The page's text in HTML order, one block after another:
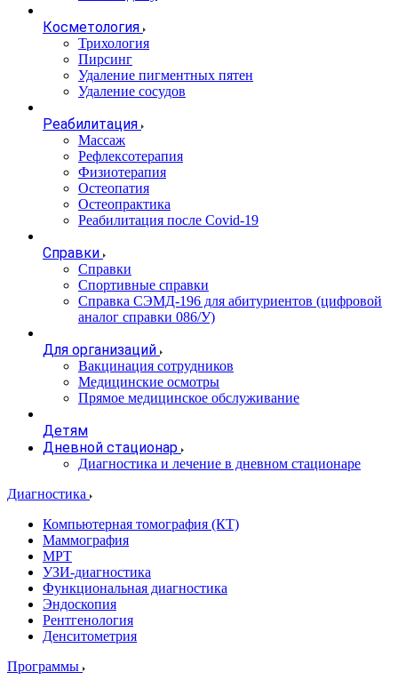
Косметология
Трихология
Пирсинг
Удаление пигментных пятен
Удаление сосудов
Реабилитация
Массаж
Рефлексотерапия
Физиотерапия
Остеопатия
Остеопрактика
Реабилитация после Covid-19
Справки
Справки
Спортивные справки
Справка СЭМД‑196 для абитуриентов (цифровой
аналог справки 086/У)
Для организаций
Вакцинация сотрудников
Медицинские осмотры
Прямое медицинское обслуживание
Детям
Дневной стационар
Диагностика и лечение в дневном стационаре
Диагностика
Компьютерная томография (КТ)
Маммография
МРТ
УЗИ-диагностика
Функциональная диагностика
Эндоскопия
Рентгенология
Денситометрия
Программы